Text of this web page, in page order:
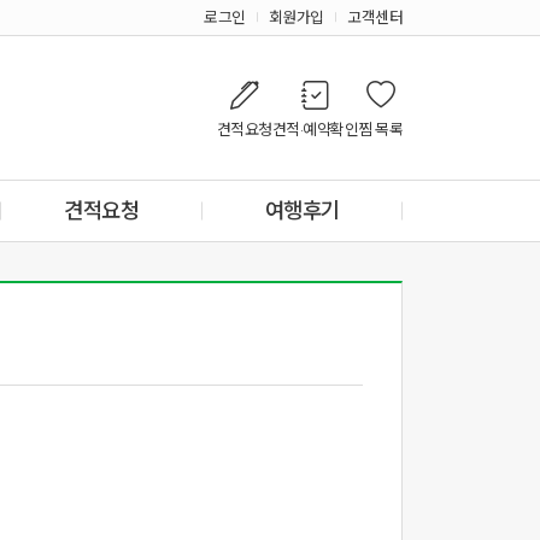
로그인 회원가입 고객센터
견적요청견적·예약확인찜 목록
견적요청 여행후기